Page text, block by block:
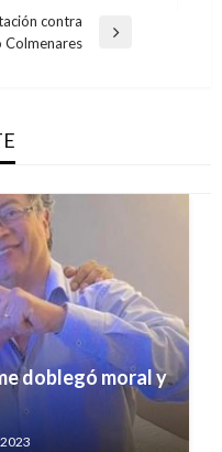
contra
Colmenares
doblegó moral y